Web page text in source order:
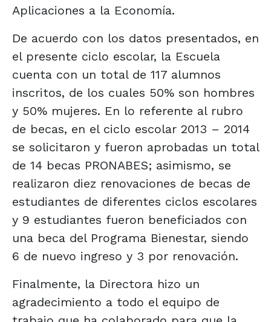
Aplicaciones a la Economía.
De acuerdo con los datos presentados, en
el presente ciclo escolar, la Escuela
cuenta con un total de 117 alumnos
inscritos, de los cuales 50% son hombres
y 50% mujeres. En lo referente al rubro
de becas, en el ciclo escolar 2013 – 2014
se solicitaron y fueron aprobadas un total
de 14 becas PRONABES; asimismo, se
realizaron diez renovaciones de becas de
estudiantes de diferentes ciclos escolares
y 9 estudiantes fueron beneficiados con
una beca del Programa Bienestar, siendo
6 de nuevo ingreso y 3 por renovación.
Finalmente, la Directora hizo un
agradecimiento a todo el equipo de